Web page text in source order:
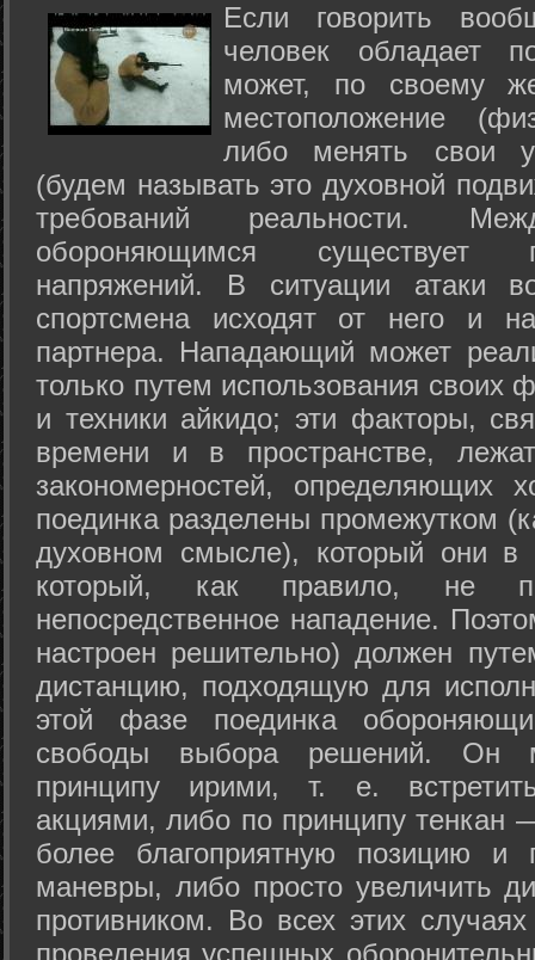
Если говорить
человек обладает
может, по своему
местоположение
либо менять свои
(будем называть это духовной
требований реальности.
обороняющимся существует
напряжений. В ситуации атаки
спортсмена исходят от него и
партнера. Нападающий может
только путем использования своих
и техники айкидо; эти факторы,
времени и в пространстве,
закономерностей, определяющих
поединка разделены промежутком
духовном смысле), который они в
который, как правило, не
непосредственное нападение.
настроен решительно) должен
дистанцию, подходящую для
этой фазе поединка
свободы выбора решений. Он
принципу ирими, т. е.
акциями, либо по принципу тенкан
более благоприятную позицию и
маневры, либо просто увеличить
противником. Во всех этих